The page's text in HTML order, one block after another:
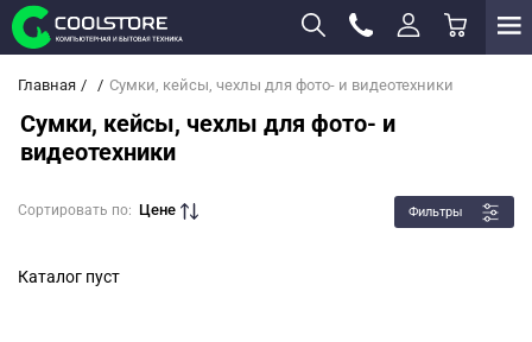
Главная Сумки, кейсы, чехлы для фото- и видеотехники
Сумки, кейсы, чехлы для фото- и
видеотехники
Сортировать по: Цене Фильтры
Каталог пуст